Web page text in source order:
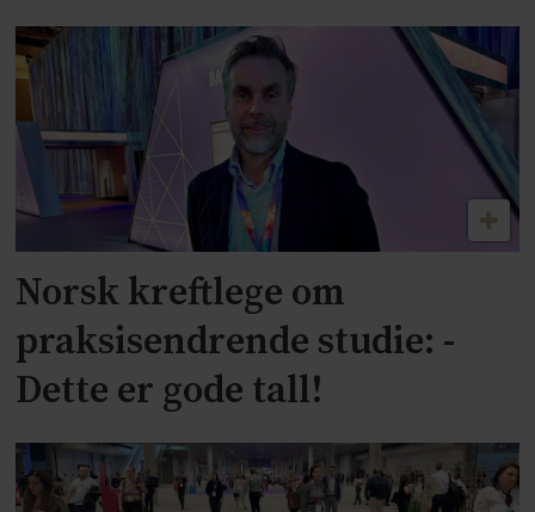
Norsk kreftlege om
praksisendrende studie: -
Dette er gode tall!